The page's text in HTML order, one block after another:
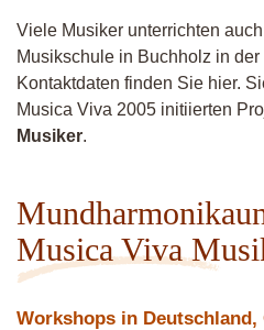
Viele Musiker unterrichten
Musikschule in Buchholz in
Kontaktdaten finden Sie hier.
Musica Viva 2005 initiierten
Musiker.
Musica Viva
Workshops in